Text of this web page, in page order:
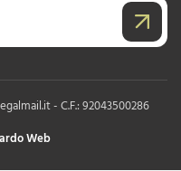
- C.F.: 92043500286
Web